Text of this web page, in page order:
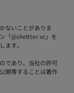
ないことがありま
「@sheltter.vc」を
ます。
であり、当社の許可
開等することは著作